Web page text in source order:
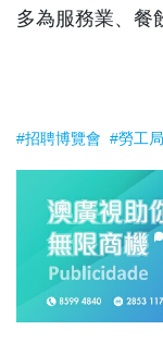
多為服務業、餐
#招聘博覽會 #勞工局